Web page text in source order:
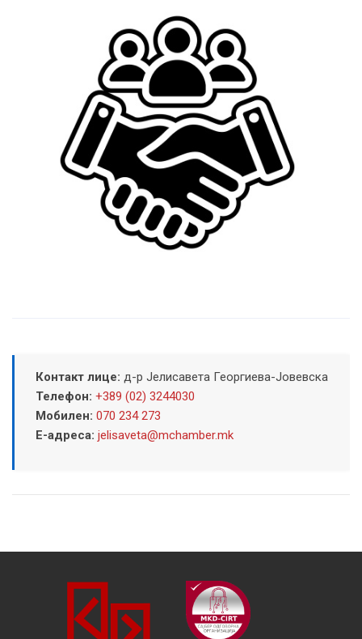
Контакт лице: д-р Јелисавета Георгиева-Јовевска
Телефон: +389 (02) 3244030
Мобилен: 070 234 273
Е-адреса: jelisaveta@mchamber.mk